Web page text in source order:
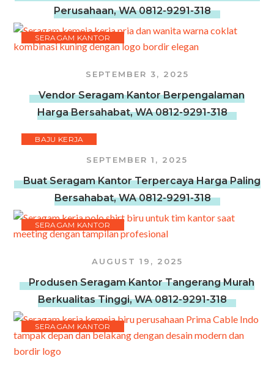
Perusahaan, WA 0812-9291-318
SERAGAM KANTOR
SEPTEMBER 3, 2025
Vendor Seragam Kantor Berpengalaman
Harga Bersahabat, WA 0812-9291-318
BAJU KERJA
SEPTEMBER 1, 2025
Buat Seragam Kantor Terpercaya Harga Paling
Bersahabat, WA 0812-9291-318
SERAGAM KANTOR
AUGUST 19, 2025
Produsen Seragam Kantor Tangerang Murah
Berkualitas Tinggi, WA 0812-9291-318
SERAGAM KANTOR